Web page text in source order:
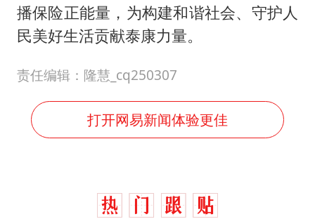
播保险正能量，为构建和谐社会、守护人
民美好生活贡献泰康力量。
责任编辑：隆慧_cq250307
打开网易新闻体验更佳